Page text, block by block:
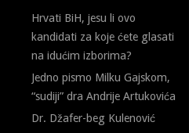
Hrvati BiH, jesu li ovo
kandidati za koje ćete glasati
na idućim izborima?
Jedno pismo Milku Gajskom,
“sudiji” dra Andrije Artukovića
Dr. Džafer-beg Kulenović